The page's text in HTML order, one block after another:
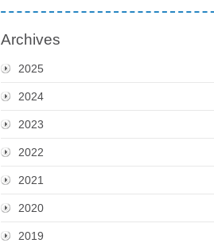
Archives
2025
2024
2023
2022
2021
2020
2019